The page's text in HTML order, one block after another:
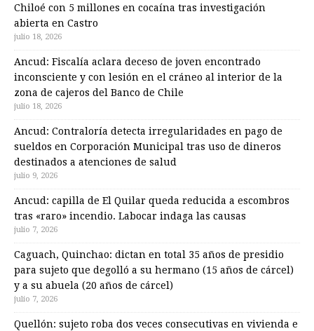
Chiloé con 5 millones en cocaína tras investigación
abierta en Castro
julio 18, 2026
Ancud: Fiscalía aclara deceso de joven encontrado
inconsciente y con lesión en el cráneo al interior de la
zona de cajeros del Banco de Chile
julio 18, 2026
Ancud: Contraloría detecta irregularidades en pago de
sueldos en Corporación Municipal tras uso de dineros
destinados a atenciones de salud
julio 9, 2026
Ancud: capilla de El Quilar queda reducida a escombros
tras «raro» incendio. Labocar indaga las causas
julio 7, 2026
Caguach, Quinchao: dictan en total 35 años de presidio
para sujeto que degolló a su hermano (15 años de cárcel)
y a su abuela (20 años de cárcel)
julio 7, 2026
Quellón: sujeto roba dos veces consecutivas en vivienda e